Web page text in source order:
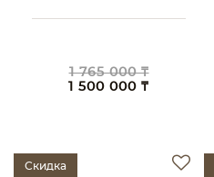
1 765 000 ₸
1 500 000 ₸
Скидка